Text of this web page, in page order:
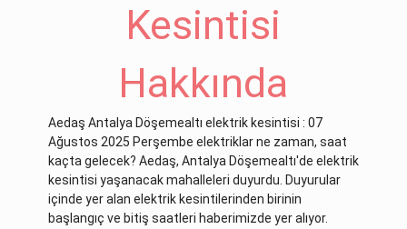
Kesintisi
Hakkında
Aedaş Antalya Döşemealtı elektrik kesintisi : 07
Ağustos 2025 Perşembe elektriklar ne zaman, saat
kaçta gelecek? Aedaş, Antalya Döşemealtı'de elektrik
kesintisi yaşanacak mahalleleri duyurdu. Duyurular
içinde yer alan elektrik kesintilerinden birinin
başlangıç ve bitiş saatleri haberimizde yer alıyor.